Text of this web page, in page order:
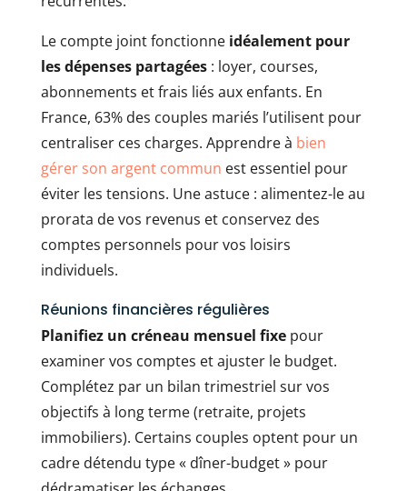
Le compte joint fonctionne idéalement pour
les dépenses partagées: loyer, courses,
abonnements et frais liés aux enfants. En
France, 63% des couples mariés l’utilisent pour
centraliser ces charges. Apprendre à bien
gérer son argent commun est essentiel pour
éviter les tensions. Une astuce : alimentez-le au
prorata de vos revenus et conservez des
comptes personnels pour vos loisirs
individuels.
Réunions financières régulières
Planifiez un créneau mensuel fixepour
examiner vos comptes et ajuster le budget.
Complétez par un bilan trimestriel sur vos
objectifs à long terme (retraite, projets
immobiliers). Certains couples optent pour un
cadre détendu type « dîner-budget » pour